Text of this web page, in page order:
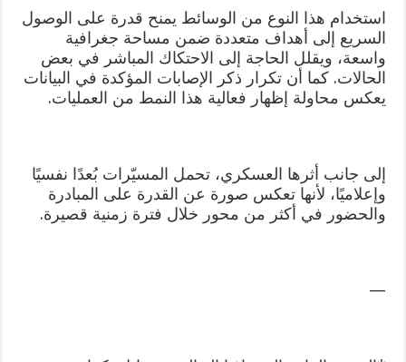
استخدام هذا النوع من الوسائط يمنح قدرة على الوصول
السريع إلى أهداف متعددة ضمن مساحة جغرافية
واسعة، ويقلل الحاجة إلى الاحتكاك المباشر في بعض
الحالات. كما أن تكرار ذكر الإصابات المؤكدة في البيانات
يعكس محاولة إظهار فعالية هذا النمط من العمليات.
إلى جانب أثرها العسكري، تحمل المسيّرات بُعدًا نفسيًا
وإعلاميًا، لأنها تعكس صورة عن القدرة على المبادرة
والحضور في أكثر من محور خلال فترة زمنية قصيرة.
—